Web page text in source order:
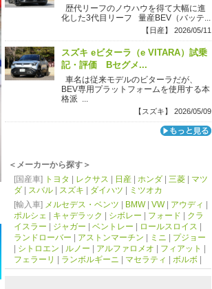
歴代リーフのノウハウを得て大幅に進
化した3代目リーフ 量産BEV（バッテ...
【日産】 2026/05/11
スズキ eビターラ（e VITARA）試乗
記・評価 Bセグメ...
車名は従来モデルのビターラだが、
BEV専用プラットフォームを使用する本
格派 ...
【スズキ】 2026/05/09
＜メーカーから探す＞
[国産車] トヨタ レクサス 日産 ホンダ 三菱
マツ
ダ
スバル スズキ ダイハツ
ミツオカ
[輸入車] メルセデス・ベンツ BMW| VW| アウディ
ポルシェ
キャデラック シボレー フォード
クラ
イスラー
ジャガー ベントレー ロールスロイス
ランドローバー
アストンマーチン ミニ
プジョー
シトロエン ルノー アルファロメオ フィアット
フェラーリ
ランボルギーニ マセラティ ボルボ